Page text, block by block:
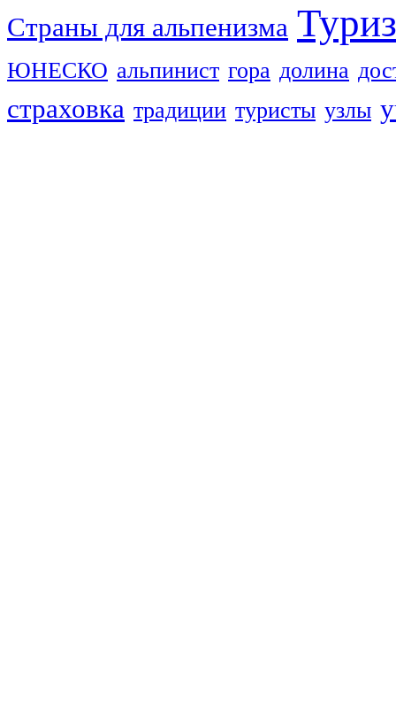
Страны для альпенизма
ЮНЕСКО альпинист гора долина
страховка традиции туристы узлы